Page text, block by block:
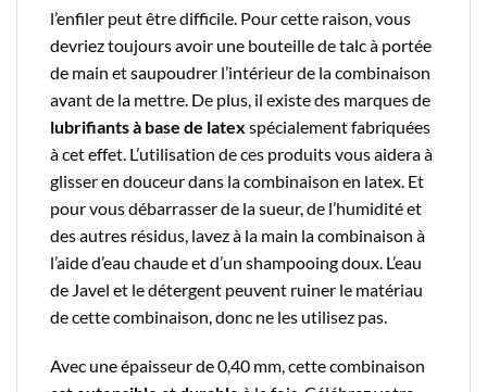
l’enfiler peut être difficile. Pour cette raison, vous
devriez toujours avoir une bouteille de talc à portée
de main et saupoudrer l’intérieur de la combinaison
avant de la mettre. De plus, il existe des marques de
lubrifiants à base de latex spécialement fabriquées
à cet effet. L’utilisation de ces produits vous aidera à
glisser en douceur dans la combinaison en latex. Et
pour vous débarrasser de la sueur, de l’humidité et
des autres résidus, lavez à la main la combinaison à
l’aide d’eau chaude et d’un shampooing doux. L’eau
de Javel et le détergent peuvent ruiner le matériau
de cette combinaison, donc ne les utilisez pas.
Avec une épaisseur de 0,40 mm, cette combinaison